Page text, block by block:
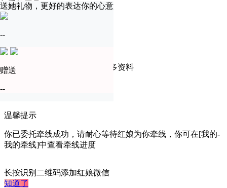
与手机同号
送她礼物，更好的表达你的心意
--
赠送
--
温馨提示
只有实名认证会员才可查看更多资料
温馨提示
你已委托牵线成功，请耐心等待红娘为你牵线，你可在[我的-
我的牵线]中查看牵线进度
长按识别二维码添加红娘微信
知道了